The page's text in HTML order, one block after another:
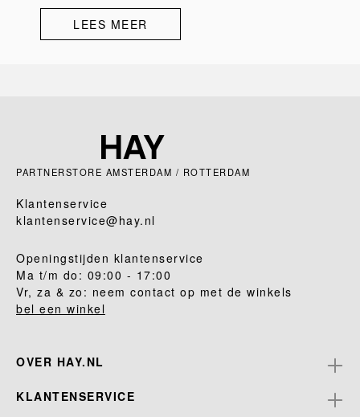
LEES MEER
PARTNERSTORE AMSTERDAM / ROTTERDAM
Klantenservice
klantenservice@hay.nl
Openingstijden klantenservice
Ma t/m do: 09:00 - 17:00
Vr, za & zo: neem contact op met de winkels
bel een winkel
OVER HAY.NL
KLANTENSERVICE